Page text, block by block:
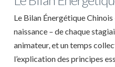
Le Bilan Énergétique
naissance – de chaque
animateur, et un temps
l’explication des principes